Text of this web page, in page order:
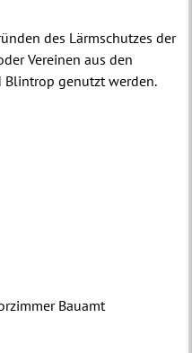
des Lärmschutzes der
Vereinen aus den
genutzt werden.
Bauamt